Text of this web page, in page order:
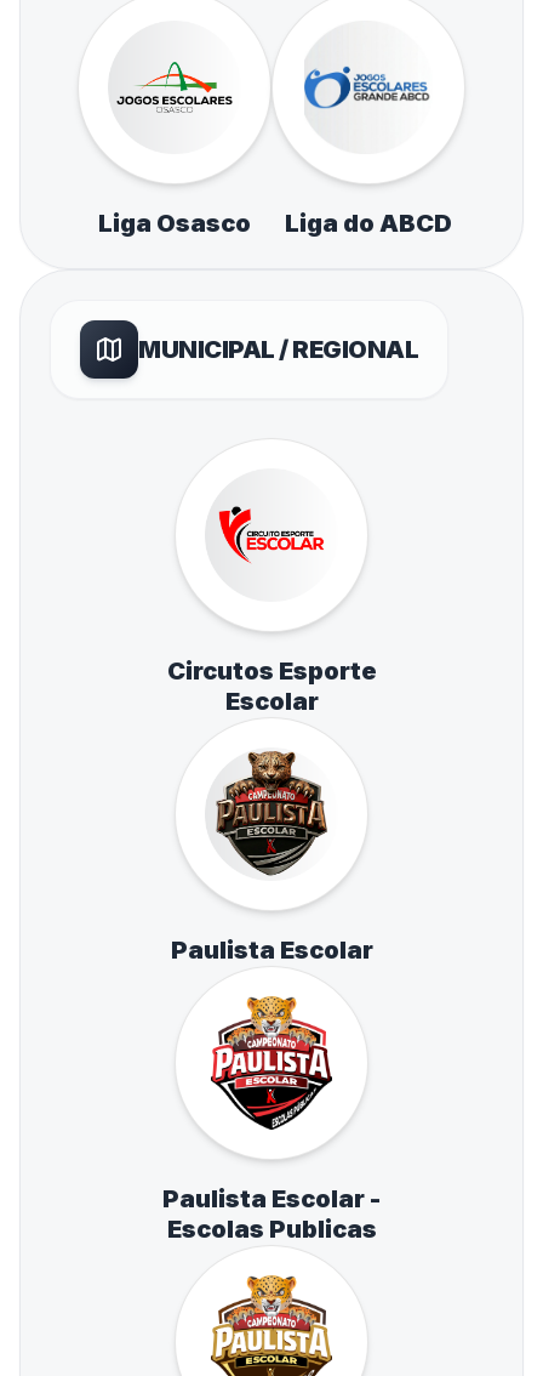
Liga Osasco Liga do ABCD
MUNICIPAL / REGIONAL
Circutos Esporte
Escolar
Paulista Escolar
Paulista Escolar -
Escolas Publicas